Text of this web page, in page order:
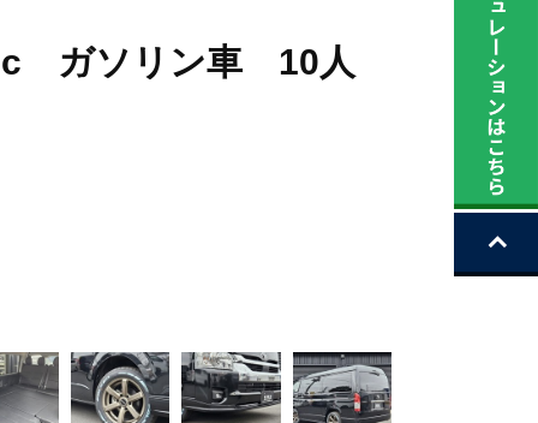
ガソリン車 10人